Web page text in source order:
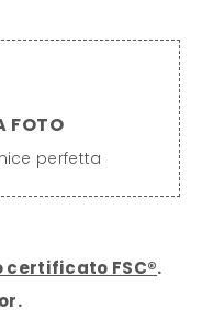
FOTO
perfetta
certificato FSC®.